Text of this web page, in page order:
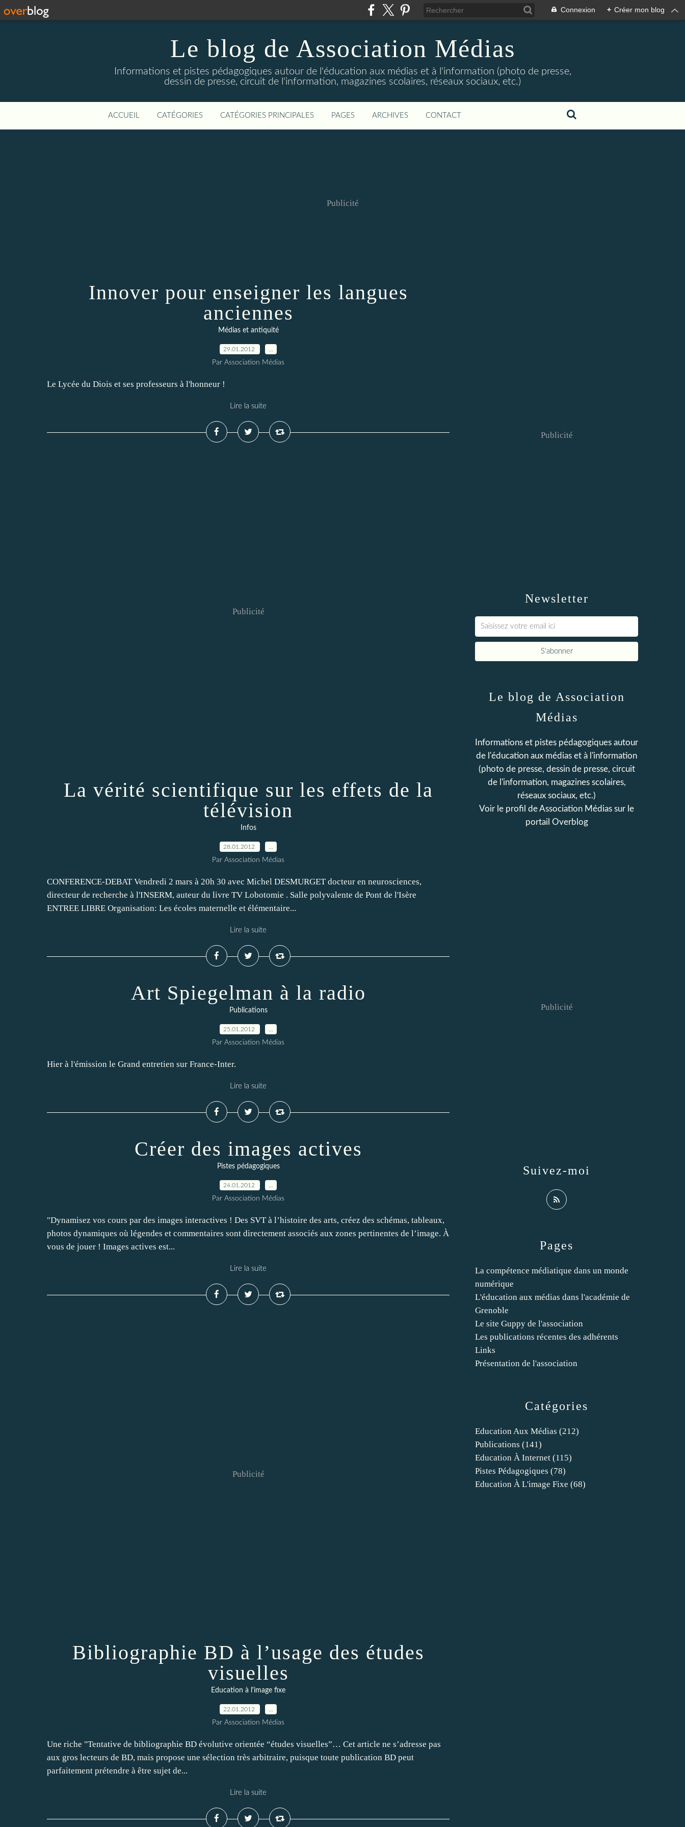
Connexion + Créer mon blog
Le blog de Association Médias
Informations et pistes pédagogiques autour de l'éducation aux médias et à l'information (photo de presse,
dessin de presse, circuit de l'information, magazines scolaires, réseaux sociaux, etc.)
ACCUEIL CATÉGORIES CATÉGORIES PRINCIPALES PAGES ARCHIVES CONTACT
Publicité
Innover pour enseigner les langues
anciennes
Médias et antiquité
29.01.2012
Par Association Médias
Le Lycée du Diois et ses professeurs à l'honneur !
Lire la suite
Publicité
La vérité scientifique sur les effets de la
télévision
Infos
28.01.2012
Par Association Médias
CONFERENCE-DEBAT Vendredi 2 mars à 20h 30 avec Michel DESMURGET docteur en neurosciences,
directeur de recherche à l'INSERM, auteur du livre TV Lobotomie . Salle polyvalente de Pont de l'Isère
ENTREE LIBRE Organisation: Les écoles maternelle et élémentaire...
Lire la suite
Art Spiegelman à la radio
Publications
25.01.2012
Par Association Médias
Hier à l'émission le Grand entretien sur France-Inter.
Lire la suite
Créer des images actives
Pistes pédagogiques
24.01.2012
Par Association Médias
"Dynamisez vos cours par des images interactives ! Des SVT à l’histoire des arts, créez des schémas, tableaux,
photos dynamiques où légendes et commentaires sont directement associés aux zones pertinentes de l’image. À
vous de jouer ! Images actives est...
Lire la suite
Publicité
Bibliographie BD à l’usage des études
visuelles
Education à l'image fixe
22.01.2012
Par Association Médias
Une riche "Tentative de bibliographie BD évolutive orientée “études visuelles”… Cet article ne s’adresse pas
aux gros lecteurs de BD, mais propose une sélection très arbitraire, puisque toute publication BD peut
parfaitement prétendre à être sujet de...
Lire la suite
Newsletter
Publicité
Catégories
Education Aux Médias (212)
Publications (141)
Education À Internet (115)
Pistes Pédagogiques (78)
Education À L'image Fixe (68)
Pages
La compétence médiatique dans un monde
numérique
L'éducation aux médias dans l'académie de
Grenoble
Le site Guppy de l'association
Les publications récentes des adhérents
Links
Présentation de l'association
Le blog de Association
Médias
Informations et pistes pédagogiques autour
de l'éducation aux médias et à l'information
(photo de presse, dessin de presse, circuit
de l'information, magazines scolaires,
réseaux sociaux, etc.)
Voir le profil deAssociation Médias sur le
portail Overblog
Suivez-moi
Publicité